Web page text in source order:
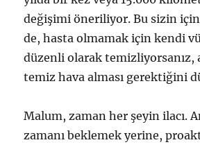
değişimi öneriliyor. Bu sizin
de, hasta olmamak için kendi
düzenli olarak temizliyorsanız,
temiz hava alması gerektiğini
Malum, zaman her şeyin ilacı.
zamanı beklemek yerine,